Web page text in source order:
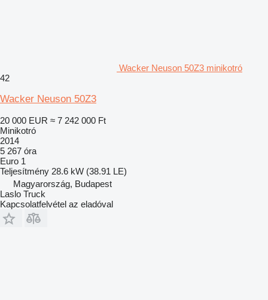
Wacker Neuson 50Z3 minikotró
42
Wacker Neuson 50Z3
20 000 EUR ≈ 7 242 000 Ft
Minikotró
2014
5 267 óra
Euro 1
Teljesítmény 28.6 kW (38.91 LE)
Magyarország, Budapest
Laslo Truck
Kapcsolatfelvétel az eladóval